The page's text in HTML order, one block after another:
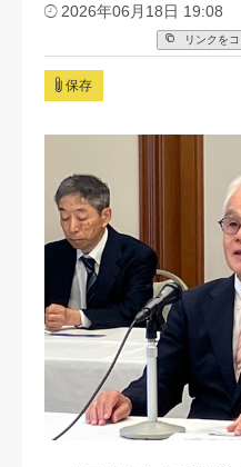
2026年06月18日 19:08
リンクを
保存